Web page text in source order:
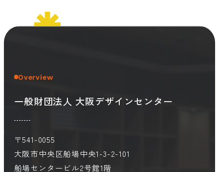
Overview
一般財団法人 大阪デザインセンター
〒541-0055
大阪市中央区船場中央1-3-2-101
船場センタービル2号館1階